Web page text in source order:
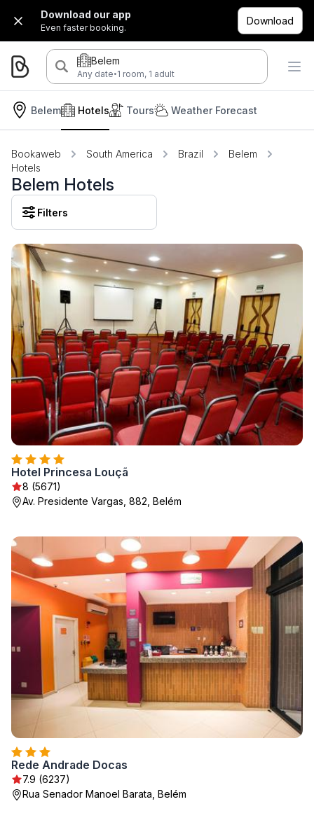
Download our app
Even faster booking.
Download
Belem
Any date·1 room, 1 adult
Belem Hotels Tours Weather Forecast
Bookaweb South America Brazil
Belem
Hotels
Belem Hotels
Filters
Hotel Princesa Louçã
8 (5671)
Av. Presidente Vargas, 882, Belém
Rede Andrade Docas
7.9 (6237)
Rua Senador Manoel Barata, Belém